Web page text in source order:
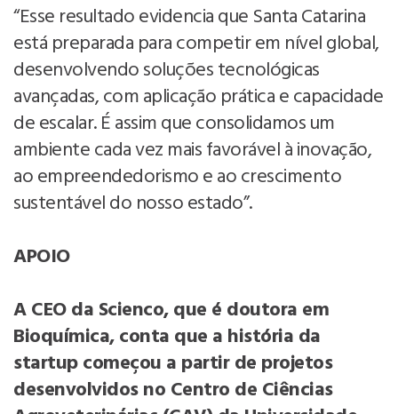
“Esse resultado evidencia que Santa Catarina
está preparada para competir em nível global,
desenvolvendo soluções tecnológicas
avançadas, com aplicação prática e capacidade
de escalar. É assim que consolidamos um
ambiente cada vez mais favorável à inovação,
ao empreendedorismo e ao crescimento
sustentável do nosso estado”.
APOIO
A CEO da Scienco, que é doutora em
Bioquímica, conta que a história da
startup começou a partir de projetos
desenvolvidos no Centro de Ciências